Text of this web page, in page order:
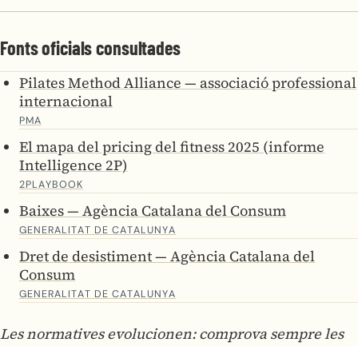
Fonts oficials consultades
Pilates Method Alliance — associació professional
internacional
PMA
El mapa del pricing del fitness 2025 (informe
Intelligence 2P)
2PLAYBOOK
Baixes — Agència Catalana del Consum
GENERALITAT DE CATALUNYA
Dret de desistiment — Agència Catalana del
Consum
GENERALITAT DE CATALUNYA
Les normatives evolucionen: comprova sempre les